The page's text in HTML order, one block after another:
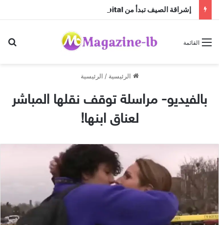
القائمة
الرئيسية / الرئيسية
بالفيديو- مراسلة توقف نقلها المباشر
لعناق ابنها!